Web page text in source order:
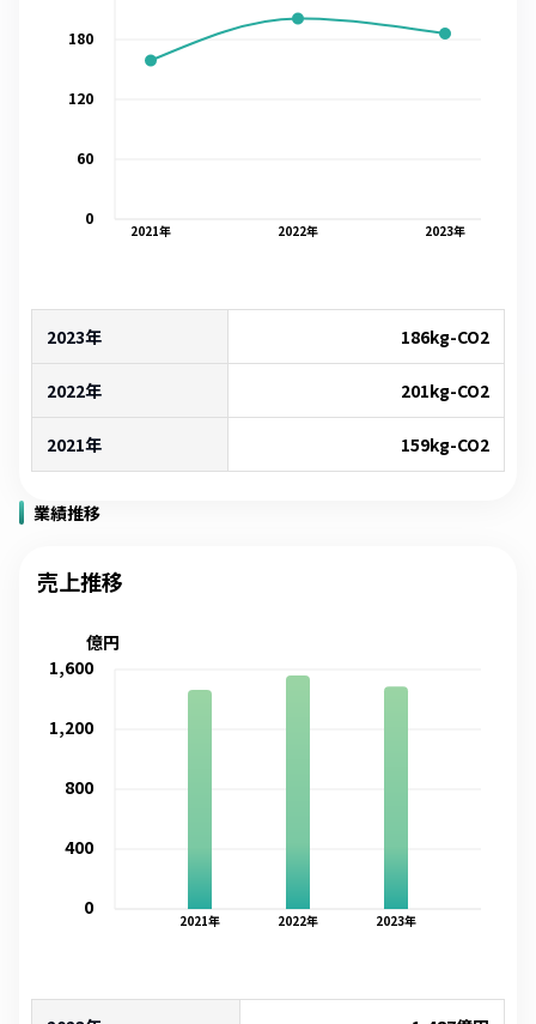
2021年 2022年 2023年
0
60
120
180
2023年 186kg-CO2
2022年 201kg-CO2
2021年 159kg-CO2
業績推移
売上推移
2021年 2022年 2023年
0
400
800
1,200
1,600
億円